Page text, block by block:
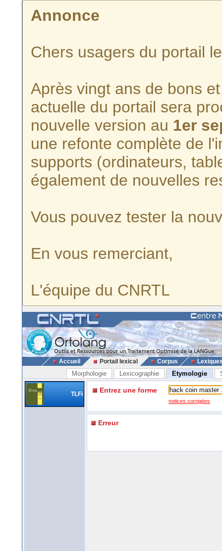
Annonce
Chers usagers du portail
Après vingt ans de bons
actuelle du portail sera
nouvelle version au 1er
une refonte complète de
supports (ordinateurs,
également de nouvelles
Vous pouvez tester la
En vous remerciant,
L'équipe du CNRTL
Accueil Portail lexical Corpus
Morphologie Lexicographie Etymologie
TLFi Entrez une forme
notices corrigées
Erreur